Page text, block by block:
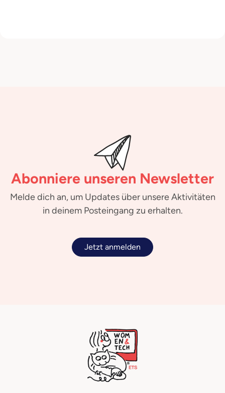
Abonniere unseren Newsletter
Melde dich an, um Updates über unsere Aktivitäten
in deinem Posteingang zu erhalten.
Jetzt anmelden